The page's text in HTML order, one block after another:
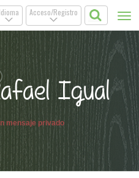
Acceso/Registro
.
Idioma
.
Igual
mensaje privado